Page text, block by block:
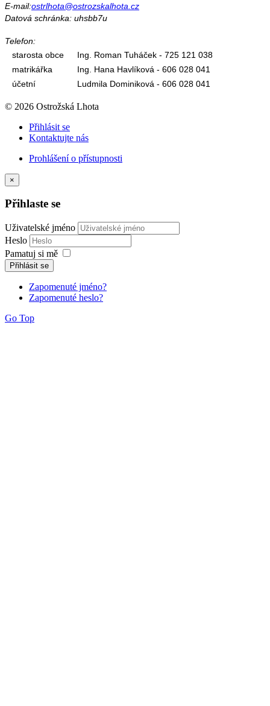
E-mail:ostrlhota@ostrozskalhota.cz
Datová schránka: uhsbb7u
Telefon:
starosta obce
Ing. Roman Tuháček - 725 121 038
matrikářka
Ing. Hana Havlíková - 606 028 041
účetní
Ludmila Dominiková - 606 028 041
© 2026 Ostrožská Lhota
Přihlásit se
Kontaktujte nás
Prohlášení o přístupnosti
×
Přihlaste se
Uživatelské jméno
Heslo
Pamatuj si mě
Přihlásit se
Zapomenuté jméno?
Zapomenuté heslo?
Go Top